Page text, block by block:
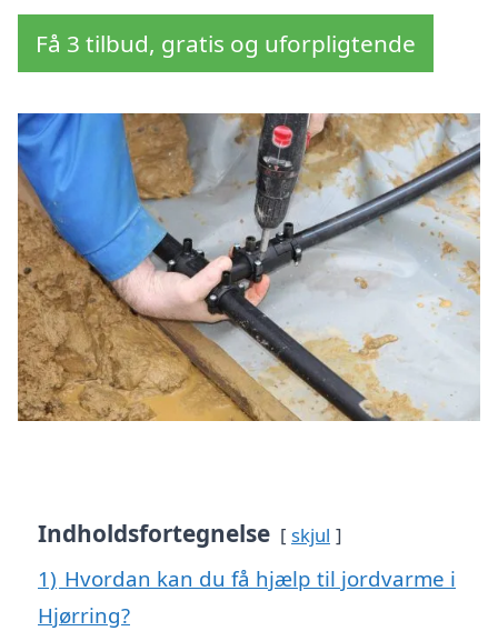
Få 3 tilbud, gratis og uforpligtende
Indholdsfortegnelse skjul
1) Hvordan kan du få hjælp til jordvarme i
Hjørring?